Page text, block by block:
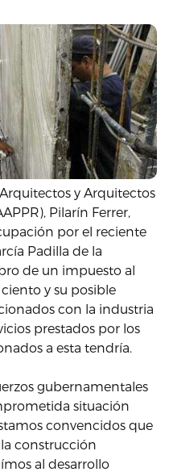
y Arquitectos
Pilarín Ferrer,
por el reciente
Padilla de la
de un impuesto al
y su posible
con la industria
prestados por los
a esta tendría.
gubernamentales
situación
convencidos que
construcción
al desarrollo